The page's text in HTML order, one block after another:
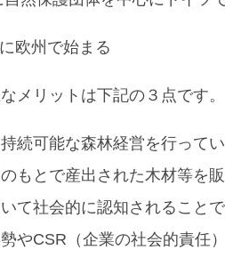
欧州で始まる
メリットは下記の３点です。
続可能な森林経営を行って
もとで産出された木材等を
て社会的に認知されること
やCSR（企業の社会的責任